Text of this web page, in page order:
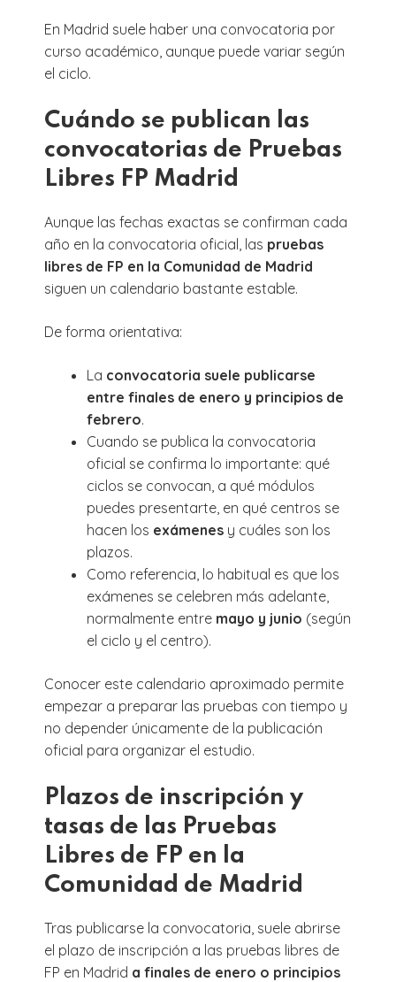
En Madrid suele haber una convocatoria por
curso académico, aunque puede variar según
el ciclo.
Cuándo se publican las
convocatorias de Pruebas
Libres FP Madrid
Aunque las fechas exactas se confirman cada
año en la convocatoria oficial, las pruebas
libres de FP en la Comunidad de Madrid
siguen un calendario bastante estable.
De forma orientativa:
La convocatoria suele publicarse
entre finales de enero y principios de
febrero.
Cuando se publica la convocatoria
oficial se confirma lo importante: qué
ciclos se convocan, a qué módulos
puedes presentarte, en qué centros se
hacen los exámenes y cuáles son los
plazos.
Como referencia, lo habitual es que los
exámenes se celebren más adelante,
normalmente entre mayo y junio (según
el ciclo y el centro).
Conocer este calendario aproximado permite
empezar a preparar las pruebas con tiempo y
no depender únicamente de la publicación
oficial para organizar el estudio.
Plazos de inscripción y
tasas de las Pruebas
Libres de FP en la
Comunidad de Madrid
Tras publicarse la convocatoria, suele abrirse
el plazo de inscripción a las pruebas libres de
FP en Madrid a finales de enero o principios